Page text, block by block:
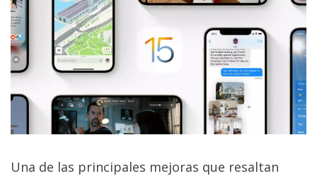
El medio de
comunicación
digital donde
encontrarás
noticias sobre
tecnología,
móviles,
ordenadores,
informática,
Una de las principales mejoras que resaltan